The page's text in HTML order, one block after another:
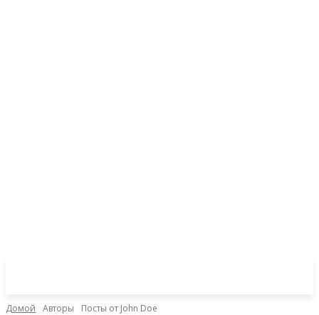
Домой Авторы Посты от John Doe